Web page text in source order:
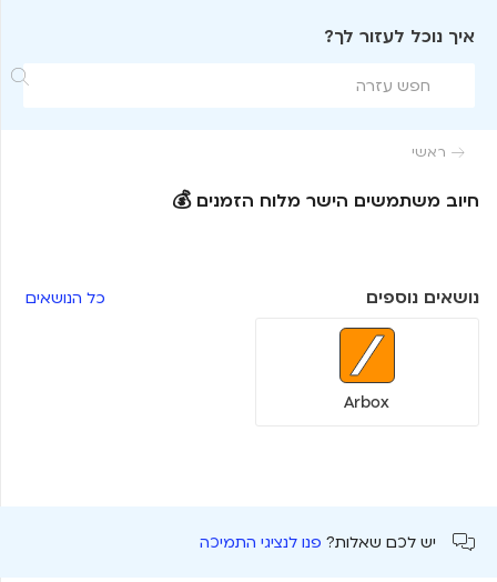
איך נוכל לעזור לך?

 ראשי
חיוב משתמשים הישר מלוח הזמנים 💰
נושאים נוספים כל הנושאים
Arbox
יש לכם שאלות? פנו לנציגי התמיכה